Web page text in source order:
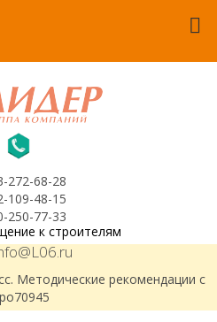
272-68-28
109-48-15
250-77-33
к строителям
Методические рекомендации с